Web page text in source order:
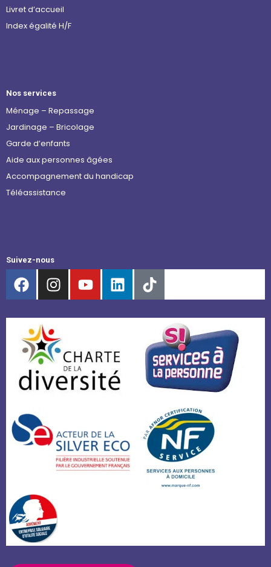
Livret d’accueil
Index égalité H/F
Nos services
Ménage – Repassage
Jardinage – Bricolage
Garde d’enfants
Aide aux personnes âgées
Accompagnement du handicap
Téléassistance
Suivez-nous